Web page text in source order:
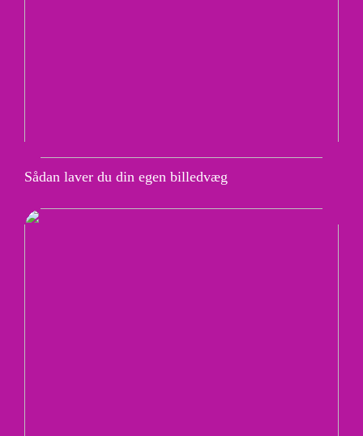
Sådan laver du din egen billedvæg